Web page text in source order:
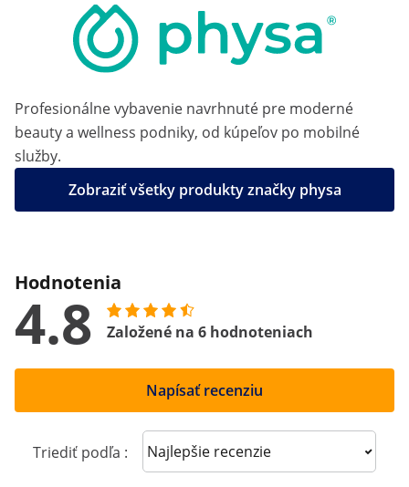
Profesionálne vybavenie navrhnuté pre moderné
beauty a wellness podniky, od kúpeľov po mobilné
služby.
Zobraziť všetky produkty značky physa
Hodnotenia
4.8 Založené na 6 hodnoteniach
Napísať recenziu
Triediť podľa : Sort reviews